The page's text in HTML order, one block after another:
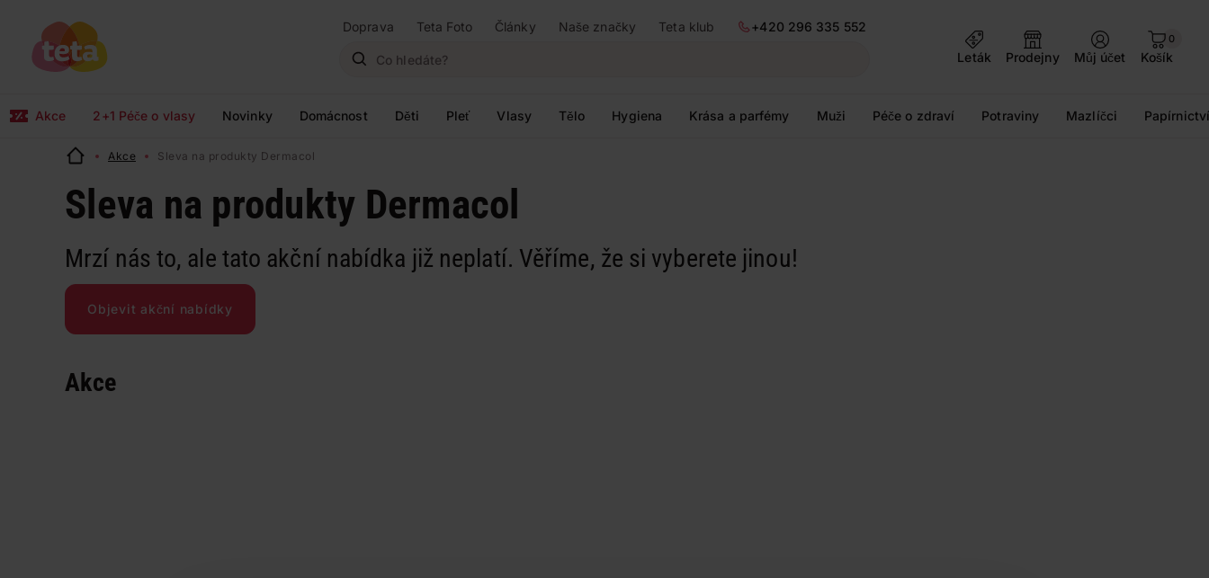
Doprava Teta Foto Články Naše značky Teta klub
+420 296 335 552
Leták
Prodejny Můj účet
0
Košík
Akce 2+1 Péče o vlasy Novinky Domácnost Děti Pleť Vlasy Tělo Hygiena Krása a parfémy Muži Péče o zdraví Potraviny Mazlíčci
Akce Sleva na produkty Dermacol
Sleva na produkty Dermacol
Mrzí nás to, ale tato akční nabídka již neplatí. Věříme, že si vyberete jinou!
Objevit akční nabídky
Akce